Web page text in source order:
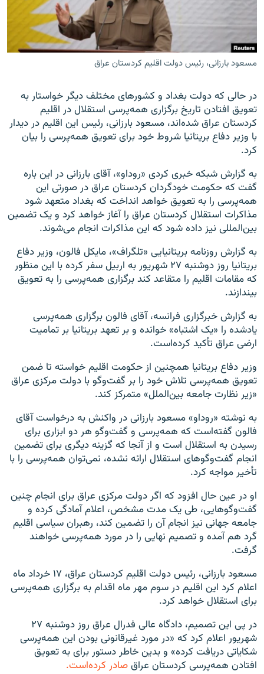
زبان‌های دیگر
مسعود بارزانی، رئیس دولت اقلیم کردستان عراق
در حالی که دولت بغداد و کشورهای مختلف دیگر خواستار به
تعویق افتادن تاریخ برگزاری همه‌پرسی استقلال در اقلیم
کردستان عراق شده‌اند، مسعود بارزانی، رئیس این اقلیم در دیدار
با وزیر دفاع بریتانیا شروط خود برای تعویق همه‌پرسی را بیان
کرد.
به گزارش شبکه خبری کردی «روداو»، آقای بارزانی در این باره
گفت که حکومت خودگردان کردستان عراق در صورتی این
همه‌پرسی را به تعویق خواهد انداخت که بغداد متعهد شود
مذاکرات استقلال کردستان عراق را آغاز خواهد کرد و یک تضمین
بین‌المللی نیز داده شود که این مذاکرات انجام می‌شوند.
به گزارش روزنامه بریتانیایی «تلگراف»، مایکل فالون، وزیر دفاع
بریتانیا روز دوشنبه ۲۷ شهریور به اربیل سفر کرده با این منظور
که مقامات اقلیم را متقاعد کند برگزاری همه‌پرسی را به تعویق
بیندازند.
به گزارش خبرگزاری فرانسه، آقای فالون برگزاری همه‌پرسی
یادشده را «یک اشتباه» خوانده و بر تعهد بریتانیا بر تمامیت
ارضی عراق تأکید کرده‌است.
وزیر دفاع بریتانیا همچنین از حکومت اقلیم خواسته تا ضمن
تعویق همه‌پرسی تلاش خود را بر گفت‌وگو با دولت مرکزی عراق
«زیر نظارت جامعه بین‌الملل» متمرکز کند.
به نوشته «روداو» مسعود بارزانی در واکنش به درخواست آقای
فالون گفته‌است که همه‌پرسی و گفت‌وگو هر دو ابزاری برای
رسیدن به استقلال است و از آنجا که گزینه دیگری برای تضمین
انجام گفت‌وگوهای استقلال ارائه نشده، نمی‌توان همه‌پرسی را با
تأخیر مواجه کرد.
او در عین حال افزود که اگر دولت مرکزی عراق برای انجام چنین
گفت‌وگوهایی، طی یک مدت مشخص، اعلام آمادگی کرده و
جامعه جهانی نیز انجام آن را تضمین کند، رهبران سیاسی اقلیم
گرد هم آمده و تصمیم نهایی را در مورد همه‌پرسی خواهند
گرفت.
مسعود بارزانی، رئیس دولت اقلیم کردستان عراق، ۱۷ خرداد ماه
اعلام کرد این اقلیم در سوم مهر ماه اقدام به برگزاری همه‌پرسی
برای استقلال خواهد کرد.
در پی این تصمیم، دادگاه عالی فدرال عراق روز دوشنبه ۲۷
شهریور اعلام کرد که «در مورد غیرقانونی بودن این همه‌پرسی
شکایاتی دریافت کرده» و بدین خاطر دستور برای به تعویق
افتادن همه‌پرسی کردستان عراقصادر کرده‌است.